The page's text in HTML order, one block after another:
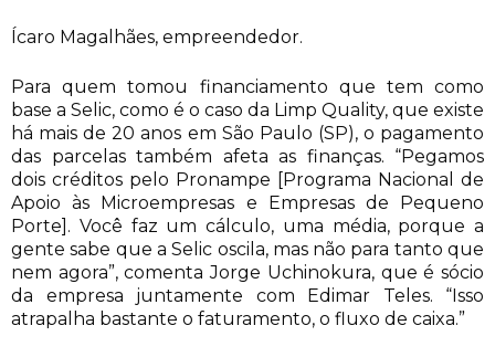
Ícaro Magalhães, empreendedor.
Para quem tomou financiamento que tem como
base a Selic, como é o caso da Limp Quality, que existe
há mais de 20 anos em São Paulo (SP), o pagamento
das parcelas também afeta as finanças. “Pegamos
dois créditos pelo Pronampe [Programa Nacional de
Apoio às Microempresas e Empresas de Pequeno
Porte]. Você faz um cálculo, uma média, porque a
gente sabe que a Selic oscila, mas não para tanto que
nem agora”, comenta Jorge Uchinokura, que é sócio
da empresa juntamente com Edimar Teles. “Isso
atrapalha bastante o faturamento, o fluxo de caixa.”